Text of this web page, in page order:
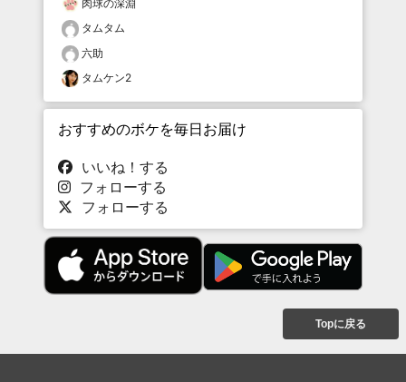
肉球の深淵
タムタム
六助
タムケン2
おすすめのボケを毎日お届け
いいね！する
フォローする
フォローする
Topに戻る